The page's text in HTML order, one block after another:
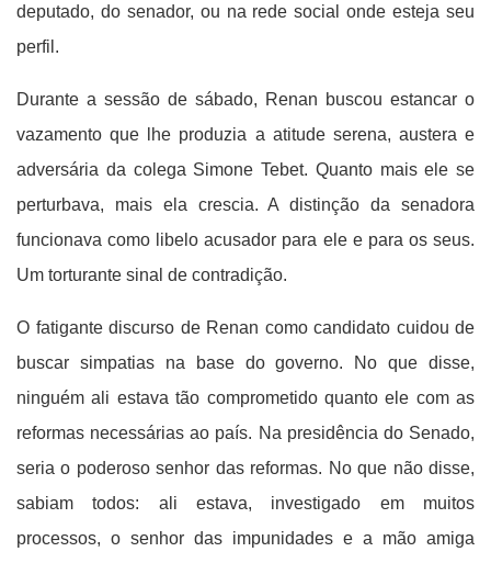
deputado, do senador, ou na rede social onde esteja seu
perfil.
Durante a sessão de sábado, Renan buscou estancar o
vazamento que lhe produzia a atitude serena, austera e
adversária da colega Simone Tebet. Quanto mais ele se
perturbava, mais ela crescia. A distinção da senadora
funcionava como libelo acusador para ele e para os seus.
Um torturante sinal de contradição.
O fatigante discurso de Renan como candidato cuidou de
buscar simpatias na base do governo. No que disse,
ninguém ali estava tão comprometido quanto ele com as
reformas necessárias ao país. Na presidência do Senado,
seria o poderoso senhor das reformas. No que não disse,
sabiam todos: ali estava, investigado em muitos
processos, o senhor das impunidades e a mão amiga